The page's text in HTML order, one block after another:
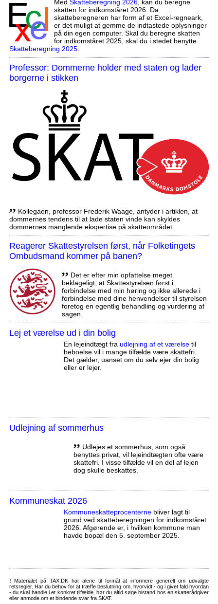
Med Skatteberegning 2026, kan du beregne
skatten for indkomståret 2026. Da
skatteberegneren har form af et Excel-regneark,
er det muligt at gemme de indtastede oplysninger
på din egen computer. Skal du beregne skatten
for indkomståret 2025, skal du i stedet benytte
Skatteberegning 2025.
Professor: Dommerne holder med staten og lader
borgerne i stikken
,, Kollegaen, professor Frederik Waage, antyder i artiklen, at
dommernes tendens til at lade staten vinde kan skyldes
dommernes manglende ekspertise på skatteområdet.
Reagerer Skattestyrelsen først, når Folketingets
Ombudsmand kommer på banen?
,, Det er efter min opfattelse meget
beklageligt, at Skattestyrelsen først i
forbindelse med min høring og ikke allerede i
forbindelse med dine henvendelser til styrelsen
foretog en egentlig behandling og vurdering af
sagen.
Lej et værelse ud i din bolig
En lejeindtægt fra udlejning af et værelsetil
beboelse vil i mange tilfælde være skattefri.
Det gælder, uanset om du selv ejer din bolig
eller er lejer.
Udlejning af sommerhus
,, Udlejes et sommerhus, som også
benyttes privat, vil lejeindtægten ofte være
skattefri. I visse tilfælde vil en del af lejen
dog skulle beskattes.
Kommuneskat 2026
Kommuneskatte­procenternebliver lagt til
grund ved skatteberegningen for indkomståret
2026. Afgørende er, i hvilken kommune man
havde bopæl den 5. september 2025.
! Materialet på TAX.DK har alene til formål at informere generelt om udvalgte
retsregler. Har du behov for at træffe beslutning om, hvorvidt - og i givet fald hvordan
- du skal handle i et konkret tilfælde, bør du altid søge bistand hos en skatterådgiver
eller anmode om et bindende svar fra SKAT.